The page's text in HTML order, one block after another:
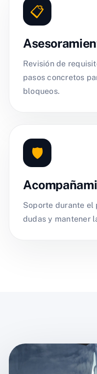
📋
Revisión de
pasos concretos
bloqueos.
🛡️
Soporte durante el
dudas y mantener